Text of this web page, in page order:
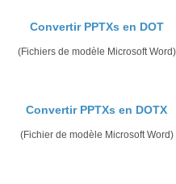
Convertir PPTXs en DOT
(Fichiers de modèle Microsoft Word)
Convertir PPTXs en DOTX
(Fichier de modèle Microsoft Word)